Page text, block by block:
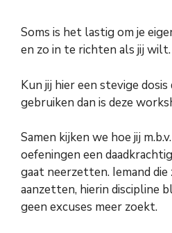
Soms is het lastig om je
en zo in te richten als jij wilt.
Kun jij hier een stevige
gebruiken dan is deze
Samen kijken we hoe jij
oefeningen een
gaat neerzetten. Iemand
aanzetten, hierin discipline
geen excuses meer zoekt.